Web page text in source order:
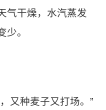
气干燥，水汽蒸发
少。
种麦子又打场。”